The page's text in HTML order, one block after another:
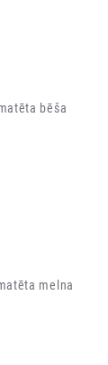
bēša
melna